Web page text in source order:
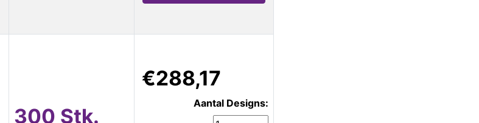
300 Stk.
€288,17
Aantal Designs: